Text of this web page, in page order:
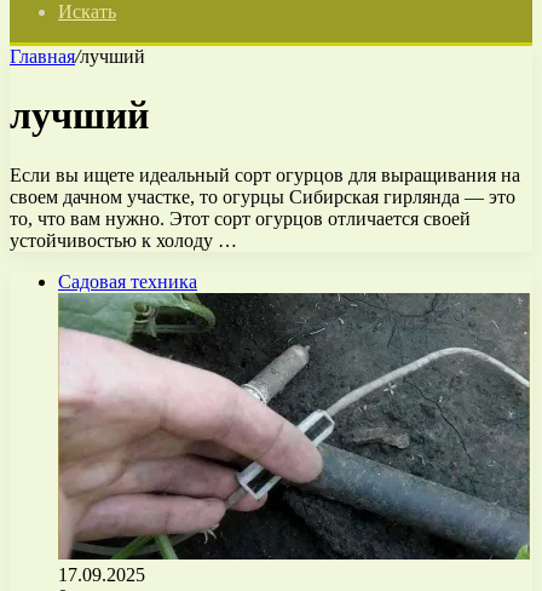
Искать
Главная/лучший
лучший
Если вы ищете идеальный сорт огурцов для выращивания на
своем дачном участке, то огурцы Сибирская гирлянда — это
то, что вам нужно. Этот сорт огурцов отличается своей
устойчивостью к холоду …
Садовая техника
17.09.2025